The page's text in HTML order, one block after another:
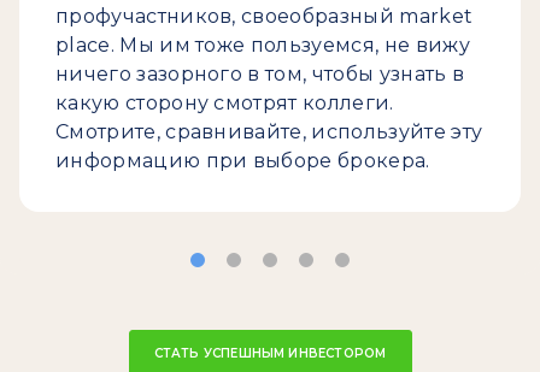
профучастников, своеобразный market
place. Мы им тоже пользуемся, не вижу
ничего зазорного в том, чтобы узнать в
какую сторону смотрят коллеги.
Смотрите, сравнивайте, используйте эту
информацию при выборе брокера.
СТАТЬ УСПЕШНЫМ ИНВЕСТОРОМ